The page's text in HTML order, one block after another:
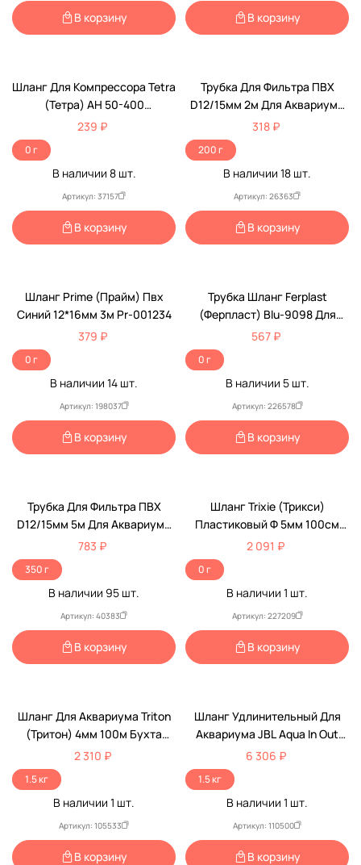
В корзину В корзину
Шланг Для Компрессора Tetra
(Тетра) AH 50-400
Силиконовый 2,5м 157026
239 ₽
0 г
В наличии 8шт.
Артикул: 37157
В корзину
Трубка Для Фильтра ПВХ
D12/15мм 2м Для Аквариума
RP7027
318 ₽
200 г
В наличии 18 шт.
Артикул: 26363
В корзину
Шланг Prime (Прайм) Пвх
Синий 12*16мм 3м Pr-001234
379 ₽
0 г
В наличии 14 шт.
Артикул: 198037
В корзину
Трубка Шланг Ferplast
(Ферпласт) Blu-9098 Для
Компрессора Силиконовая 3м
567 ₽
0 г
В наличии 5шт.
Артикул: 226578
В корзину
Трубка Для Фильтра ПВХ
D12/15мм 5м Для Аквариума
RP7028
783 ₽
350 г
В наличии 95 шт.
Артикул: 40383
В корзину
Шланг Trixie (Трикси)
Пластиковый Ф 5мм 100см
8750
2 091 ₽
0 г
В наличии 1 шт.
Артикул: 227209
В корзину
Шланг Для Аквариума Triton
(Тритон) 4мм 100м Бухта
7020
2 310 ₽
1.5 кг
В наличии 1 шт.
Артикул: 105533
В корзину
Шланг Удлинительный Для
Аквариума JBL Aqua In Out
Verlangerungsset 12/16мм 8м
6 306 ₽
1.5 кг
В наличии 1 шт.
Артикул: 110500
В корзину